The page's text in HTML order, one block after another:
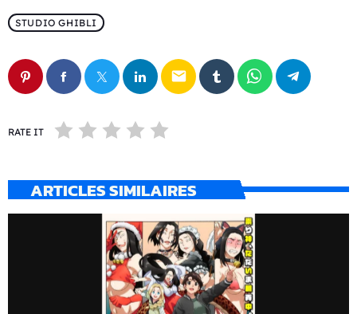
STUDIO GHIBLI
email
RATE IT
ARTICLES SIMILAIRES